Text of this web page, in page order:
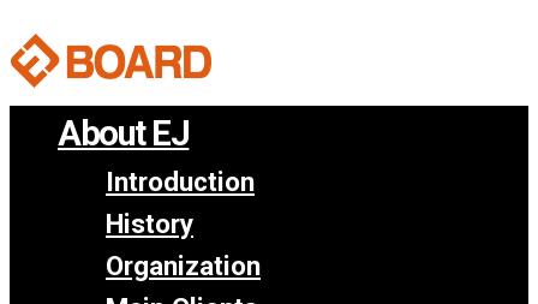
About EJ
Introduction
History
Organization